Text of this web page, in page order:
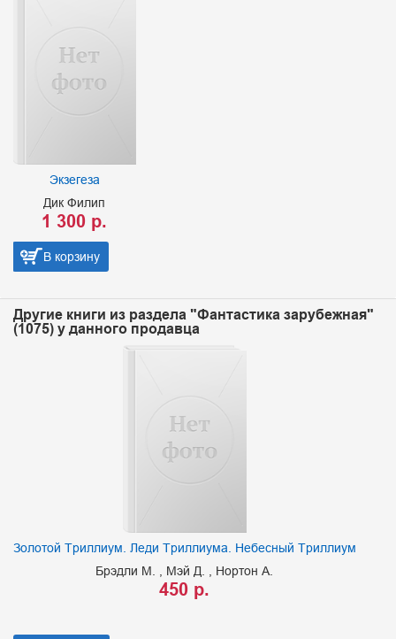
Экзегеза
Дик Филип
1 300 р.
В корзину
Другие книги из раздела "Фантастика зарубежная"
(1075) у данного продавца
Золотой Триллиум. Леди Триллиума. Небесный Триллиум
Брэдли М.
Мэй Д. Нортон А.
450 р.